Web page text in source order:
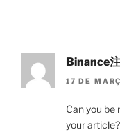
Binance
17 DE
Can you
your